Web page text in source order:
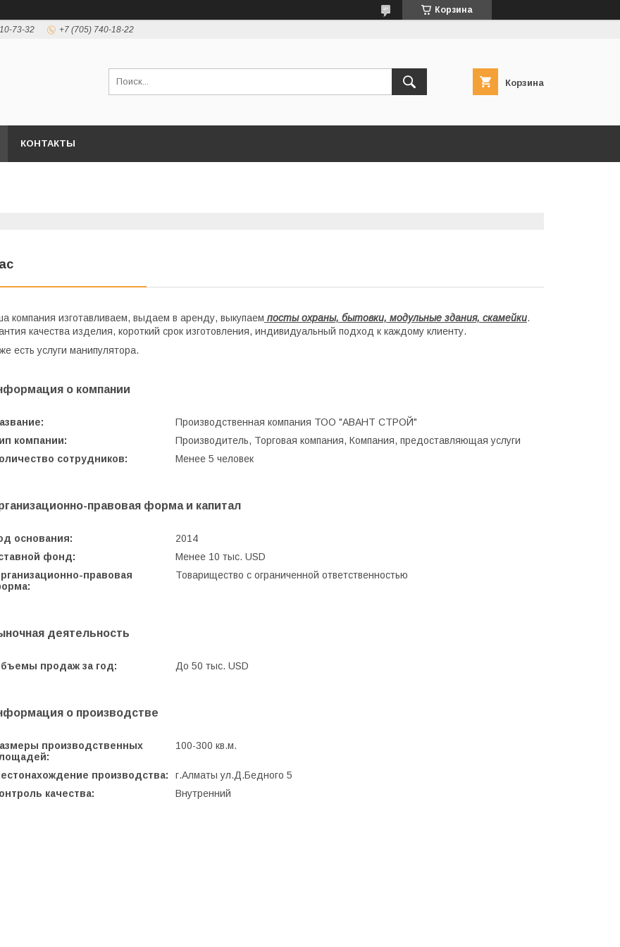
Корзина
73-32 +7 (705) 740-18-22
Корзина
КОНТАКТЫ
компания изготавливаем, выдаем в аренду, выкупаем посты охраны, бытовки, модульные здания, скамейки.
качества изделия, короткий срок изготовления, индивидуальный подход к каждому клиенту.
есть услуги манипулятора.
о компании
Производственная компания ТОО "АВАНТ СТРОЙ"
компании:
Производитель, Торговая компания, Компания, предоставляющая услуги
сотрудников:
Менее 5 человек
правовая форма и капитал
основания:
2014
фонд:
Менее 10 тыс. USD
правовая
Товарищество с ограниченной ответственностью
деятельность
продаж за год: До 50 тыс. USD
о производстве
производственных
100-300 кв.м.
производства:
г.Алматы ул.Д.Бедного 5
качества:
Внутренний